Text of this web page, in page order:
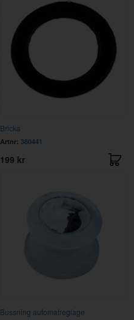
Bricka
Artnr: 380441
199 kr
Bussning automatreglage